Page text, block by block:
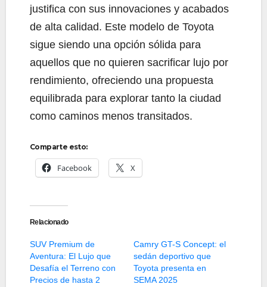
justifica con sus innovaciones y acabados
de alta calidad. Este modelo de Toyota
sigue siendo una opción sólida para
aquellos que no quieren sacrificar lujo por
rendimiento, ofreciendo una propuesta
equilibrada para explorar tanto la ciudad
como caminos menos transitados.
Comparte esto:
Facebook X
Relacionado
SUV Premium de
Aventura: El Lujo que
Desafía el Terreno con
Precios de hasta 2
Camry GT-S Concept: el
sedán deportivo que
Toyota presenta en
SEMA 2025